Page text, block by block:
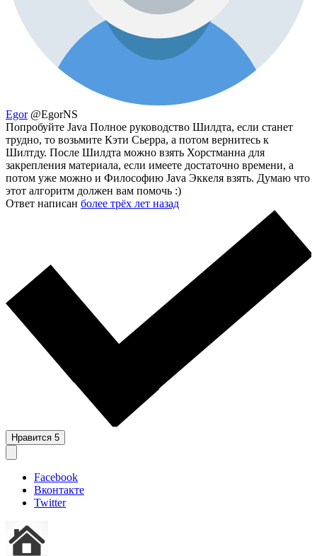
Egor @EgorNS
Попробуйте Java Полное руководство Шилдта, если станет
трудно, то возьмите Кэти Сьерра, а потом вернитесь к
Шилтду. После Шилдта можно взять Хорстманна для
закрепления материала, если имеете достаточно времени, а
потом уже можно и Философию Java Эккеля взять. Думаю что
этот алгоритм должен вам помочь :)
Ответ написан более трёх лет назад
Нравится 5
Facebook
Вконтакте
Twitter